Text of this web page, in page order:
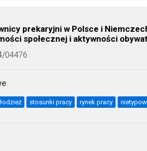
prekaryjni w Polsce i
społecznej i aktywności
04476
:
stosunki pracy rynek pracy